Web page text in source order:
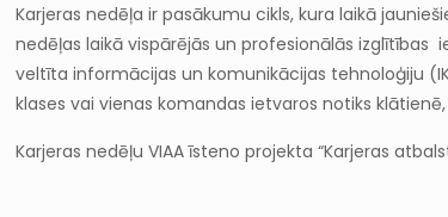
Karjeras nedēļa ir pasākumu cikls, kura laikā
nedēļas laikā vispārējās un profesionālās izglītības
veltīta informācijas un komunikācijas tehnoloģiju
klases vai vienas komandas ietvaros notiks
Karjeras nedēļu VIAA īsteno projekta “Karjeras